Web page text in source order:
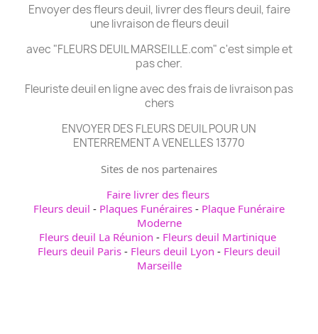
Envoyer des fleurs deuil, livrer des fleurs deuil, faire
une livraison de fleurs deuil
avec "FLEURS DEUIL MARSEILLE.com" c'est simple et
pas cher.
Fleuriste deuil en ligne avec des frais de livraison pas
chers
ENVOYER DES FLEURS DEUIL POUR UN
ENTERREMENT A VENELLES 13770
Sites de nos partenaires
Faire livrer des fleurs
Fleurs deuil - Plaques Funéraires - Plaque Funéraire
Moderne
Fleurs deuil La Réunion - Fleurs deuil Martinique
Fleurs deuil Paris - Fleurs deuil Lyon - Fleurs deuil
Marseille